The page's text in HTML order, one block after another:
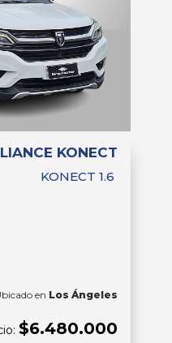
KONECT
KONECT 1.6
en Los Ángeles
$6.480.000